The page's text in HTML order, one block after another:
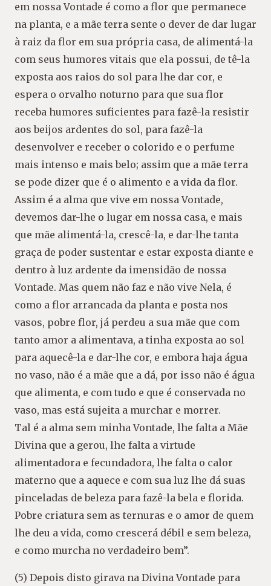
em nossa Vontade é como a flor que permanece
na planta, e a mãe terra sente o dever de dar lugar
à raiz da flor em sua própria casa, de alimentá-la
com seus humores vitais que ela possui, de tê-la
exposta aos raios do sol para lhe dar cor, e
espera o orvalho noturno para que sua flor
receba humores suficientes para fazê-la resistir
aos beijos ardentes do sol, para fazê-la
desenvolver e receber o colorido e o perfume
mais intenso e mais belo; assim que a mãe terra
se pode dizer que é o alimento e a vida da flor.
Assim é a alma que vive em nossa Vontade,
devemos dar-lhe o lugar em nossa casa, e mais
que mãe alimentá-la, crescê-la, e dar-lhe tanta
graça de poder sustentar e estar exposta diante e
dentro à luz ardente da imensidão de nossa
Vontade. Mas quem não faz e não vive Nela, é
como a flor arrancada da planta e posta nos
vasos, pobre flor, já perdeu a sua mãe que com
tanto amor a alimentava, a tinha exposta ao sol
para aquecê-la e dar-lhe cor, e embora haja água
no vaso, não é a mãe que a dá, por isso não é água
que alimenta, e com tudo e que é conservada no
vaso, mas está sujeita a murchar e morrer.
Tal é a alma sem minha Vontade, lhe falta a Mãe
Divina que a gerou, lhe falta a virtude
alimentadora e fecundadora, lhe falta o calor
materno que a aquece e com sua luz lhe dá suas
pinceladas de beleza para fazê-la bela e florida.
Pobre criatura sem as ternuras e o amor de quem
lhe deu a vida, como crescerá débil e sem beleza,
e como murcha no verdadeiro bem”.
(5) Depois disto girava na Divina Vontade para